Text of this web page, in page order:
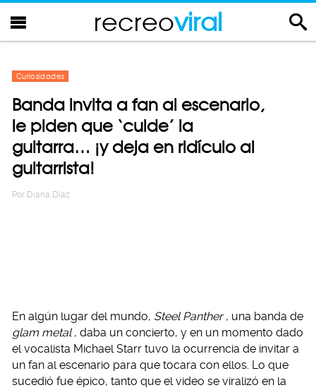
recreoviral
Curiosidades
Banda invita a fan al escenario,
le piden que ‘cuide’ la
guitarra… ¡y deja en ridículo al
guitarrista!
Por Diana Diaz
En algún lugar del mundo, Steel Panther , una banda de
glam metal , daba un concierto, y en un momento dado
el vocalista Michael Starr tuvo la ocurrencia de invitar a
un fan al escenario para que tocara con ellos. Lo que
sucedió fue épico, tanto que el video se viralizó en la